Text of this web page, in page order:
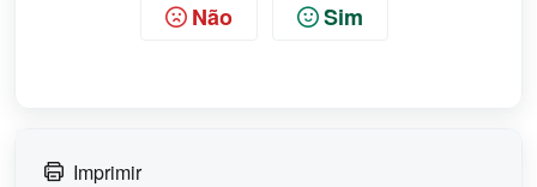
Não Sim
Imprimir